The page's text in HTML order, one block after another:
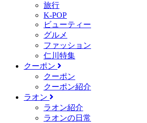
旅行
K-POP
ビューティー
グルメ
ファッション
仁川特集
クーポン
クーポン
クーポン紹介
ラオン
ラオン紹介
ラオンの日常